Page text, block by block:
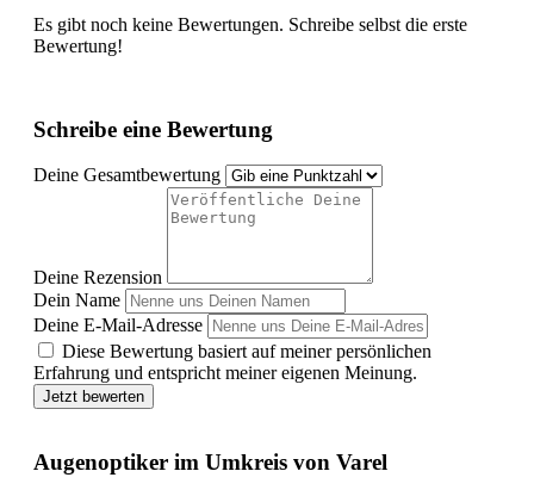
Es gibt noch keine Bewertungen. Schreibe selbst die erste
Bewertung!
Schreibe eine Bewertung
Deine Gesamtbewertung
Deine Rezension
Dein Name
Deine E-Mail-Adresse
Diese Bewertung basiert auf meiner persönlichen
Erfahrung und entspricht meiner eigenen Meinung.
Jetzt bewerten
Augenoptiker im Umkreis von Varel